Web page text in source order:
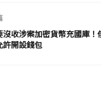
沒收涉案加密貨幣充國庫！
許開設錢包